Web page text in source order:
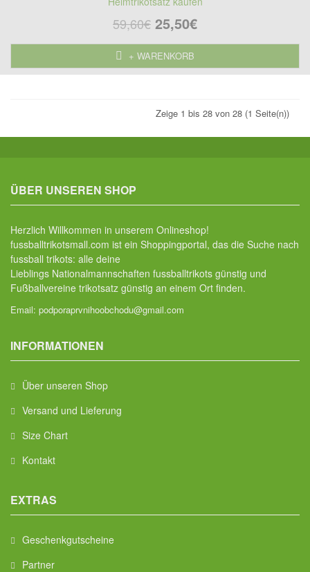
59,60€ 25,50€
+ WARENKORB
Zeige 1 bis 28 von 28 (1 Seite(n))
ÜBER UNSEREN SHOP
Herzlich Willkommen in unserem Onlineshop!
fussballtrikotsmall.com ist ein Shoppingportal, das die Suche nach
fussball trikots: alle deine
Lieblings Nationalmannschaften fussballtrikots günstig und
Fußballvereine trikotsatz günstig an einem Ort finden.
Email: podporaprvnihoobchodu@gmail.com
INFORMATIONEN
Über unseren Shop
Versand und Lieferung
Size Chart
Kontakt
EXTRAS
Geschenkgutscheine
Partner